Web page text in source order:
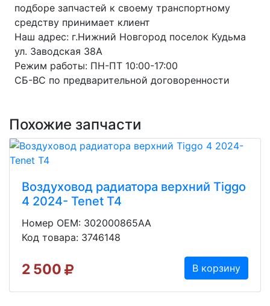
подборе запчастей к своему транспортному
средству принимает клиент
Наш адрес: г.Нижний Новгород поселок Кудьма
ул. Заводская 38А
Режим работы: ПН-ПТ 10:00-17:00
СБ-ВС по предварительной договоренности
Похожие запчасти
Воздуховод радиатора верхний Tiggo
4 2024- Tenet T4
Номер OEM: 302000865AA
Код товара: 3746148
2 500 В корзину